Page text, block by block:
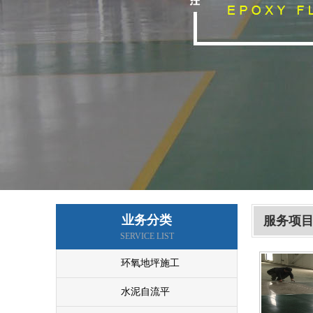
服务项目
业务分类
SERVICE LIST
环氧地坪施工
水泥自流平
地面硬化
车库车位画线